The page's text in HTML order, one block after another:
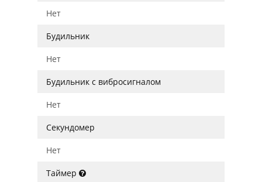
Нет
Будильник
Нет
Будильник с вибросигналом
Нет
Секундомер
Нет
Таймер